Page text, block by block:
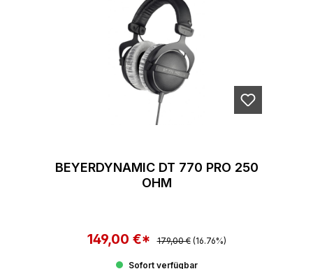
BEYERDYNAMIC DT 770 PRO 250
OHM
Verkaufspreis:
149,00 €* Regulärer Preis:
179,00 € (16.76%)
Sofort verfügbar